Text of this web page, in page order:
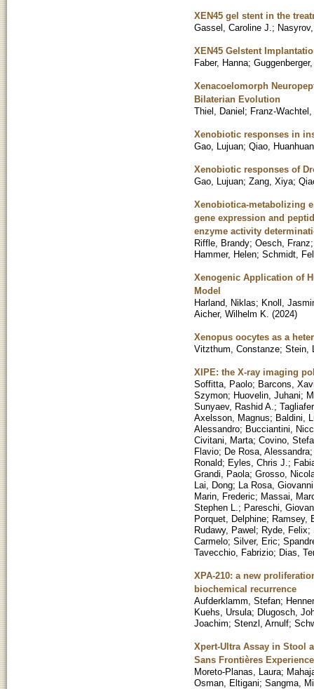
XEN45 gel stent in the
Gassel, Caroline J. ;
XEN45 Gelstent
Faber, Hanna;
Xenacoelomorph
Bilaterian Evolution
Thiel, Daniel; Franz-
Xenobiotic responses in
Gao, Lujuan; Qiao, Huanhuan
Xenobiotic responses of
Gao, Lujuan; Zang, Xiya;
Xenobiotica-metabolizing
gene expression and
enzyme activity
Riffle, Brandy; Oesch, Franz
Hammer, Helen; Schmidt,
Xenogenic Application of
Model
Harland, Niklas; Knoll,
Aicher, Wilhelm K. (2024)
Xenopus oocytes as a
Vitzthum, Constanze; Stein,
XIPE: the X-ray imaging
Soffitta, Paolo; Barcons,
Szymon; Huovelin, Juhani;
Sunyaev, Rashid A. ;
Axelsson, Magnus; Baldini,
Alessandro; Bucciantini,
Civitani, Marta; Covino,
Flavio; De Rosa, Alessandra
Ronald; Eyles, Chris J. ;
Grandi, Paola; Grosso,
Lai, Dong; La Rosa, Giovanni
Marin, Frederic; Massai,
Stephen L. ; Pareschi,
Porquet, Delphine; Ramsey,
Rudawy, Pawel; Ryde, Felix;
Carmelo; Silver, Eric;
Tavecchio, Fabrizio; Dias,
XPA-210: a new
biochemical recurrence
Aufderklamm, Stefan;
Kuehs, Ursula; Dlugosch,
Joachim; Stenzl, Arnulf;
Xpert-Ultra Assay in Stool
Sans Frontières
Moreto-Planas, Laura;
Osman, Eltigani; Sangma,